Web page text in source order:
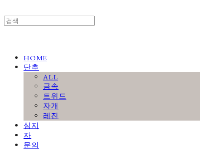
HOME
단추
ALL
금속
트위드
자개
레진
심지
자
문의